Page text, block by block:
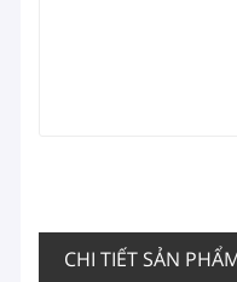
CHI TIẾT SẢN